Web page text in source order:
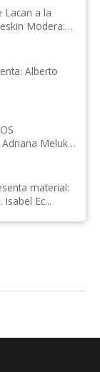
Lacan a la
Lic. Isabel Ec...